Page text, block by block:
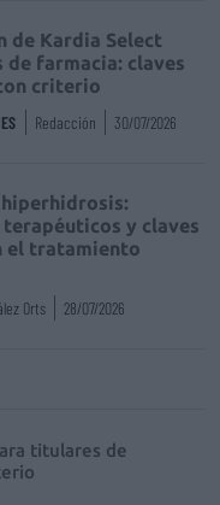
de Kardia Select
farmacia: claves
criterio
Redacción 30/07/2026
y claves
el tratamiento
Orts 28/07/2026
titulares de